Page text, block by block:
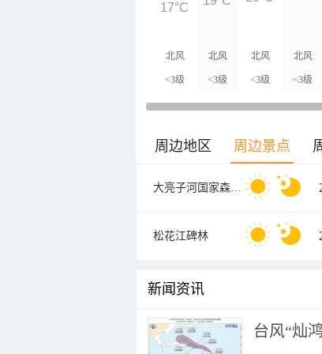
北风
<3级
北风
<3级
北风
<3级
北风
<3级
17°C
周边地区 周边景点
大亮子河国家森林公园
松花江碑林
新闻资讯
台风“灿